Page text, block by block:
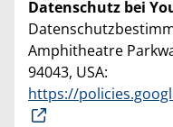
Datenschutz bei
Amphitheatre
94043, USA:
https://